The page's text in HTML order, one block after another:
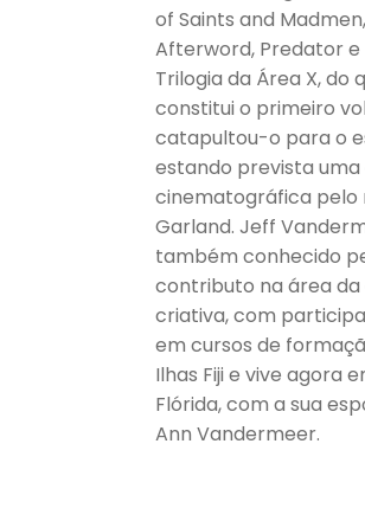
of Saints and
Afterword, Predator e
Trilogia da Área X, do
constitui o primeiro
catapultou-o para o
estando prevista
cinematográfica pelo
Garland. Jeff
também conhecido
contributo na área
criativa, com
em cursos de
Ilhas Fiji e vive agora
Flórida, com a sua
Ann Vandermeer.